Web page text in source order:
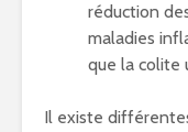
réduction
maladies
que la colite
Il existe